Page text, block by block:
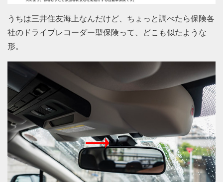
うちは三井住友海上なんだけど、ちょっと調べたら保険各
社のドライブレコーダー型保険って、どこも似たような
形。